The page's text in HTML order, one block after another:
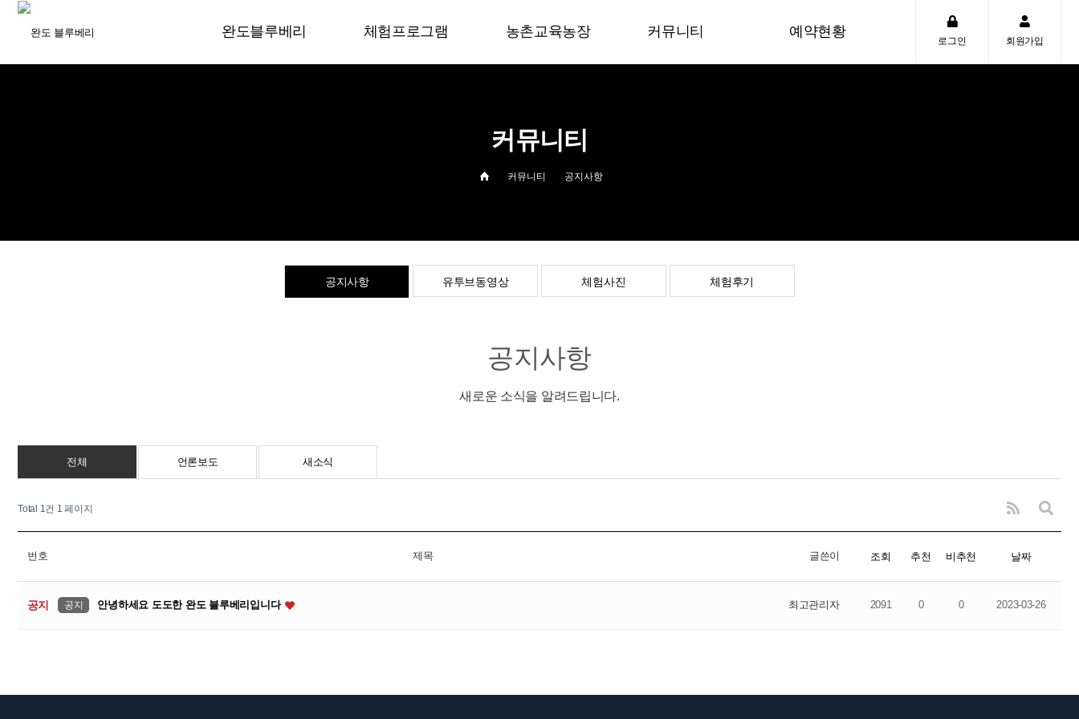
완도블루베리 체험프로그램 농촌교육농장 커뮤니티 예약현황
로그인 회원가입
공지사항 유투브동영상 체험사진 체험후기
커뮤니티 공지사항
커뮤니티
공지사항
새로운 소식을 알려드립니다.
전체 언론보도 새소식
Total 1건 1 페이지
번호 제목 글쓴이 조회 추천 비추천 날짜
공지 공지 안녕하세요 도도한 완도 블루베리입니다 최고관리자 2091 0 0 2023-03-26